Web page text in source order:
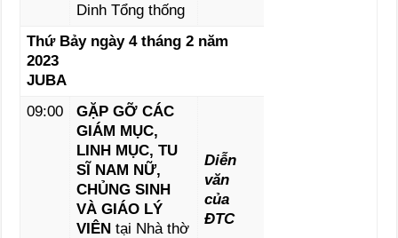
Dinh Tổng thống
Thứ Bảy ngày 4 tháng 2 năm
2023
JUBA
09:00
GẶP GỠ CÁC
GIÁM MỤC,
LINH MỤC, TU
SĨ NAM NỮ,
CHỦNG SINH
VÀ GIÁO LÝ
VIÊNtại Nhà thờ
Diễn
văn
của
ĐTC